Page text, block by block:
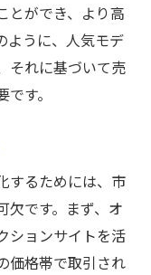
とができ、より高
ように、人気モデ
それに基づいて売
す。
するためには、市
欠です。まず、オ
ションサイトを活
価格帯で取引され